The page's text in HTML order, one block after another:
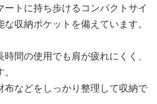
トに持ち歩けるコンパクトサイ
収納ポケットを備えています。
間の使用でも肩が疲れにくく、
布などをしっかり整理して収納で